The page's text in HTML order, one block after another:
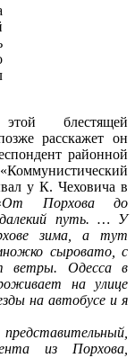
блестящей
расскажет он
районной
у К. Чеховича в
От Порхова до
путь. … У
зима, а тут
сыровато, с
ветры. Одесса в
на улице
на автобусе и я
из Порхова,